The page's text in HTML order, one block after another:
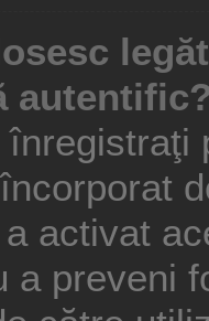
activat
a preveni